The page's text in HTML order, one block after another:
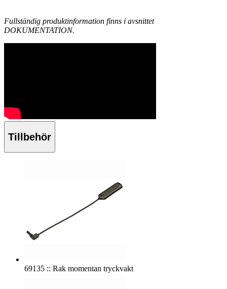
Fullständig produktinformation finns i avsnittet
DOKUMENTATION.
Tillbehör
69135 :: Rak momentan tryckvakt